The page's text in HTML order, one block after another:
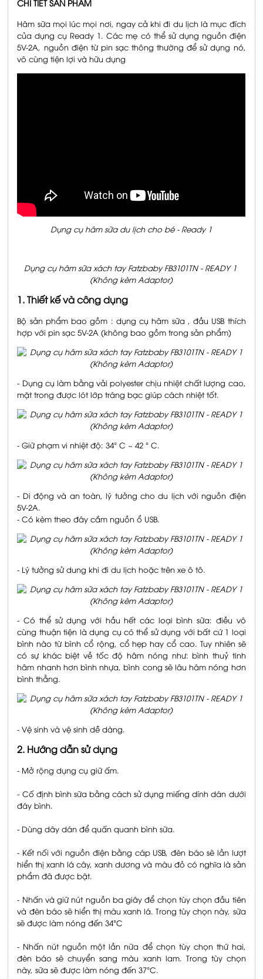
CHI TIẾT SẢN PHẨM
Hâm sữa mọi lúc mọi nơi, ngay cả khi đi du lịch là mục đích
của dụng cụ Ready 1. Các mẹ có thể sử dụng nguồn điện
5V-2A, nguồn điện từ pin sạc thông thường để sử dụng nó,
vô cùng tiện lợi và hữu dụng
Dụng cụ hâm sữa du lịch cho bé - Ready 1
Dụng cụ hâm sữa xách tay Fatzbaby FB3101TN - READY 1
(Không kèm Adaptor)
1. Thiết kế và công dụng
Bộ sản phẩm bao gồm : dụng cụ hâm sữa , đầu USB thích
hợp với pin sạc 5V-2A (không bao gồm trong sản phẩm)
- Dụng cụ làm bằng vải polyester chịu nhiệt chất lượng cao,
mặt trong được lót lớp tráng bạc giúp cách nhiệt tốt.
- Giữ phạm vi nhiệt độ: 34° C ~ 42 ° C.
- Di động và an toàn, lý tưởng cho du lịch với nguồn điện
5V-2A.
- Có kèm theo đây cắm nguồn ổ USB.
- Lý tưởng sử dung khi đi du lịch hoặc trên xe ô tô.
- Có thể sử dụng với hầu hết các loại bình sữa: điều vô
cùng thuận tiện là dụng cụ có thể sử dụng với bất cứ 1 loại
bình nào từ bình cổ rộng, cổ hẹp hay cổ cao. Tuy nhiên sẽ
có sự khác biệt về tốc độ hâm nóng như: bình thuỷ tinh
hâm nhanh hơn bình nhựa, bình cong sẽ lâu hâm nóng hơn
bình thẳng.
- Vệ sinh và vệ sinh dễ dàng.
2. Hướng dẫn sử dụng
- Mở rộng dụng cụ giữ ấm.
- Cố định bình sữa bằng cách sử dụng miếng dính dán dưới
đáy bình.
- Dùng dây dán để quấn quanh bình sữa.
- Kết nối với nguồn điện bằng cáp USB, đèn báo sẽ lần lượt
hiển thị xanh lá cây, xanh dương và màu đỏ có nghĩa là sản
phẩm đã được bật.
- Nhấn và giữ nút nguồn ba giây để chọn tùy chọn đầu tiên
và đèn báo sẽ hiển thị màu xanh lá. Trong tùy chọn này, sữa
sẽ được làm nóng đến 34°C
- Nhấn nút nguồn một lần nữa để chọn tùy chọn thứ hai,
đèn báo sẽ chuyển sang màu xanh lam. Trong tùy chọn
này, sữa sẽ được làm nóng đến 37°C.